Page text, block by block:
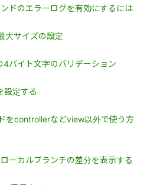
ドのエラーログを有効にするには
大サイズの設定
バイト文字のバリデーション
設定する
をcontrollerなどview以外で使う方
ーカルブランチの差分を表示する